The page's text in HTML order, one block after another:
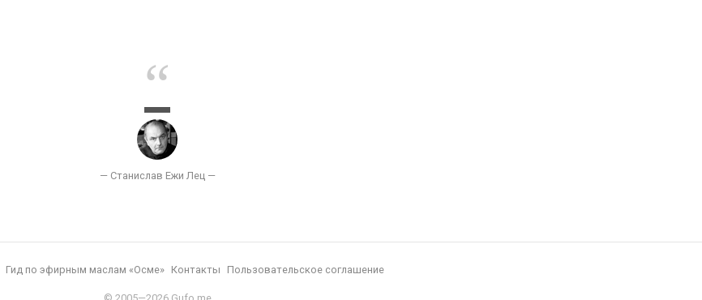
Гид по эфирным маслам «Осме» Контакты Пользовательское соглашение